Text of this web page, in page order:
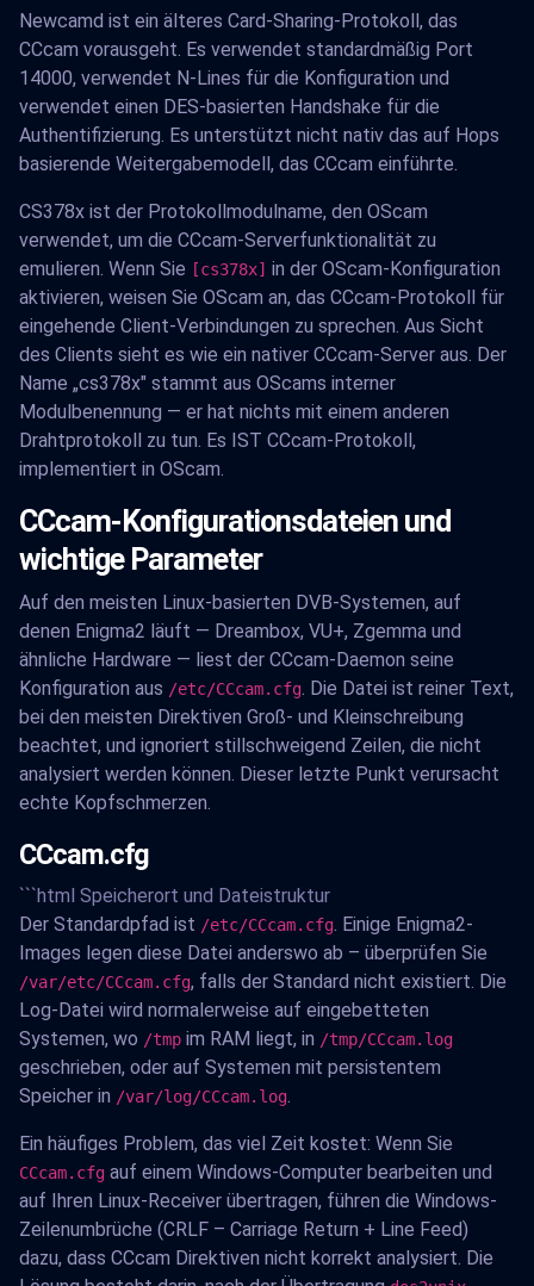
Newcamd ist ein älteres Card-Sharing-Protokoll, das
CCcam vorausgeht. Es verwendet standardmäßig Port
14000, verwendet N-Lines für die Konfiguration und
verwendet einen DES-basierten Handshake für die
Authentifizierung. Es unterstützt nicht nativ das auf Hops
basierende Weitergabemodell, das CCcam einführte.
CS378x ist der Protokollmodulname, den OScam
verwendet, um die CCcam-Serverfunktionalität zu
emulieren. Wenn Sie [cs378x] in der OScam-Konfiguration
aktivieren, weisen Sie OScam an, das CCcam-Protokoll für
eingehende Client-Verbindungen zu sprechen. Aus Sicht
des Clients sieht es wie ein nativer CCcam-Server aus. Der
Name „cs378x" stammt aus OScams interner
Modulbenennung — er hat nichts mit einem anderen
Drahtprotokoll zu tun. Es IST CCcam-Protokoll,
implementiert in OScam.
CCcam-Konfigurationsdateien und
wichtige Parameter
Auf den meisten Linux-basierten DVB-Systemen, auf
denen Enigma2 läuft — Dreambox, VU+, Zgemma und
ähnliche Hardware — liest der CCcam-Daemon seine
Konfiguration aus /etc/CCcam.cfg . Die Datei ist reiner Text,
bei den meisten Direktiven Groß- und Kleinschreibung
beachtet, und ignoriert stillschweigend Zeilen, die nicht
analysiert werden können. Dieser letzte Punkt verursacht
echte Kopfschmerzen.
CCcam.cfg
```html Speicherort und Dateistruktur
Der Standardpfad ist /etc/CCcam.cfg . Einige Enigma2-
Images legen diese Datei anderswo ab – überprüfen Sie
/var/etc/CCcam.cfg, falls der Standard nicht existiert. Die
Log-Datei wird normalerweise auf eingebetteten
Systemen, wo /tmp im RAM liegt, in /tmp/CCcam.log
geschrieben, oder auf Systemen mit persistentem
Speicher in /var/log/CCcam.log
Ein häufiges Problem, das viel Zeit kostet: Wenn Sie
CCcam.cfg auf einem Windows-Computer bearbeiten und
auf Ihren Linux-Receiver übertragen, führen die Windows-
Zeilenumbrüche (CRLF – Carriage Return + Line Feed)
dazu, dass CCcam Direktiven nicht korrekt analysiert. Die